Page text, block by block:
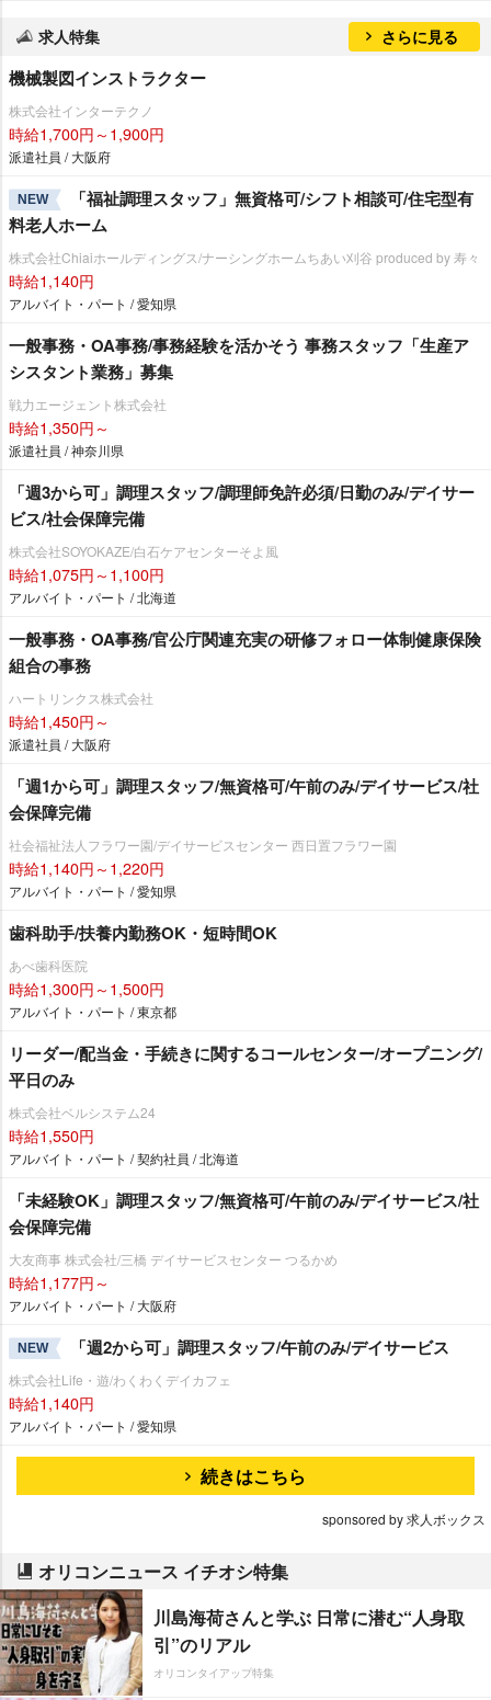
求人特集 さらに見る
機械製図インストラクター
株式会社インターテクノ
時給1,700円～1,900円
派遣社員 / 大阪府
NEW
「福祉調理スタッフ」無資格可/シフト相談可/住宅型有
料老人ホーム
株式会社Chiaiホールディングス/ナーシングホームちあい刈谷 produced by 寿々
時給1,140円
アルバイト・パート / 愛知県
一般事務・OA事務/事務経験を活かそう 事務スタッフ「生産ア
シスタント業務」募集
戦力エージェント株式会社
時給1,350円～
派遣社員 / 神奈川県
「週3から可」調理スタッフ/調理師免許必須/日勤のみ/デイサー
ビス/社会保障完備
株式会社SOYOKAZE/白石ケアセンターそよ風
時給1,075円～1,100円
アルバイト・パート / 北海道
一般事務・OA事務/官公庁関連充実の研修フォロー体制健康保険
組合の事務
ハートリンクス株式会社
時給1,450円～
派遣社員 / 大阪府
「週1から可」調理スタッフ/無資格可/午前のみ/デイサービス/社
会保障完備
社会福祉法人フラワー園/デイサービスセンター 西日置フラワー園
時給1,140円～1,220円
アルバイト・パート / 愛知県
歯科助手/扶養内勤務OK・短時間OK
あべ歯科医院
時給1,300円～1,500円
アルバイト・パート / 東京都
リーダー/配当金・手続きに関するコールセンター/オープニング/
平日のみ
株式会社ベルシステム24
時給1,550円
アルバイト・パート / 契約社員 / 北海道
「未経験OK」調理スタッフ/無資格可/午前のみ/デイサービス/社
会保障完備
大友商事 株式会社/三橋 デイサービスセンター つるかめ
時給1,177円～
アルバイト・パート / 大阪府
NEW 「週2から可」調理スタッフ/午前のみ/デイサービス
株式会社Life・遊/わくわくデイカフェ
時給1,140円
アルバイト・パート / 愛知県
続きはこちら
sponsored by 求人ボックス
オリコンニュース イチオシ特集
川島海荷さんと学ぶ 日常に潜む“人身取
引”のリアル
オリコンタイアップ特集